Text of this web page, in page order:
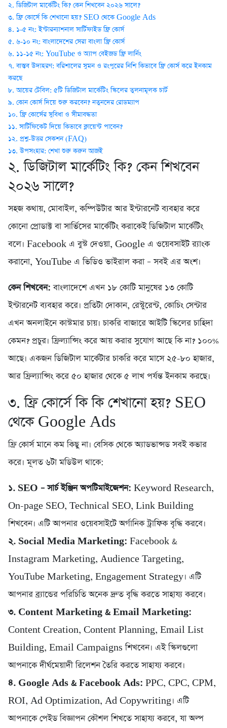
২. ডিজিটাল মার্কেটিং কি? কেন শিখবেন ২০২৬ সালে?
৩. ফ্রি কোর্সে কি শেখানো হয়? SEO থেকে Google Ads
৪. ১-৫ নং: ইন্টারন্যাশনাল সার্টিফাইড ফ্রি কোর্স
৫. ৬-১০ নং: বাংলাদেশের সেরা বাংলা ফ্রি কোর্স
৬. ১১-১৫ নং: YouTube ও অ্যাপ বেইজড ফ্রি লার্নিং
৭. বাস্তব উদাহরণ: বরিশালের সুমন ও রংপুরের নিশি কিভাবে ফ্রি কোর্স করে ইনকাম
করছে
৮. আয়ের টেবিল: ৫টি ডিজিটাল মার্কেটিং স্কিলের তুলনামূলক চার্ট
৯. কোন কোর্স দিয়ে শুরু করবেন? নতুনদের রোডম্যাপ
১০. ফ্রি কোর্সের সুবিধা ও সীমাবদ্ধতা
১১. সার্টিফিকেট দিয়ে কিভাবে ক্লায়েন্ট পাবেন?
১২. প্রশ্ন-উত্তর সেকশন (FAQ)
১৩. উপসংহার: শেখা শুরু করুন আজই
২. ডিজিটাল মার্কেটিং কি? কেন শিখবেন
২০২৬ সালে?
সহজ কথায়, মোবাইল, কম্পিউটার আর ইন্টারনেট ব্যবহার করে
কোনো প্রোডাক্ট বা সার্ভিসের মার্কেটিং করাকেই ডিজিটাল মার্কেটিং
বলে। Facebook এ বুস্ট দেওয়া, Google এ ওয়েবসাইট র‍্যাংক
করানো, YouTube এ ভিডিও ভাইরাল করা – সবই এর অংশ।
কেন শিখবেন: বাংলাদেশে এখন ১৮ কোটি মানুষের ১৩ কোটি
ইন্টারনেট ব্যবহার করে। প্রতিটা দোকান, রেস্টুরেন্ট, কোচিং সেন্টার
এখন অনলাইনে কাস্টমার চায়। চাকরি বাজারে আইটি স্কিলের চাহিদা
কেমন? প্রচুর। ফ্রিল্যান্সিং করে আয় করার সুযোগ আছে কি না? ১০০%
আছে। একজন ডিজিটাল মার্কেটার চাকরি করে মাসে ২৫-৮০ হাজার,
আর ফ্রিল্যান্সিং করে ৫০ হাজার থেকে ৫ লাখ পর্যন্ত ইনকাম করছে।
৩. ফ্রি কোর্সে কি কি শেখানো হয়? SEO
থেকে Google Ads
ফ্রি কোর্স মানে কম কিছু না। বেসিক থেকে অ্যাডভান্সড সবই কভার
করে। মূলত ৬টা মডিউল থাকে:
১. SEO – সার্চ ইঞ্জিন অপটিমাইজেশন: Keyword Research,
On-page SEO, Technical SEO, Link Building
শিখবেন। এটি আপনার ওয়েবসাইটে অর্গানিক ট্রাফিক বৃদ্ধি করবে।
২. Social Media Marketing: Facebook &
Instagram Marketing, Audience Targeting,
YouTube Marketing, Engagement Strategy। এটি
আপনার ব্র্যান্ডের পরিচিতি অনেক দ্রুত বৃদ্ধি করতে সাহায্য করবে।
৩. Content Marketing & Email Marketing:
Content Creation, Content Planning, Email List
Building, Email Campaigns শিখবেন। এই স্কিলগুলো
আপনাকে দীর্ঘমেয়াদী রিলেশন তৈরি করতে সাহায্য করবে।
৪. Google Ads & Facebook Ads: PPC, CPC, CPM,
ROI, Ad Optimization, Ad Copywriting। এটি
আপনাকে পেইড বিজ্ঞাপন কৌশল শিখতে সাহায্য করবে, যা অল্প